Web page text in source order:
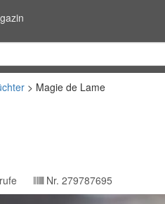
Magie de Lame
Nr. 279787695